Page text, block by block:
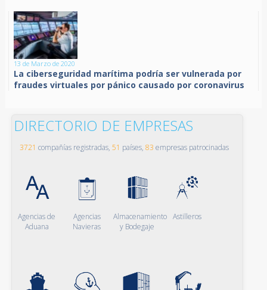
13 de Marzo de 2020
La ciberseguridad marítima podría ser vulnerada por
fraudes virtuales por pánico causado por coronavirus
DIRECTORIO DE EMPRESAS
3721 compañías registradas, 51 países, 83 empresas patrocinadas
Agencias de
Aduana
Agencias
Navieras
Almacenamiento
y Bodegaje
Astilleros